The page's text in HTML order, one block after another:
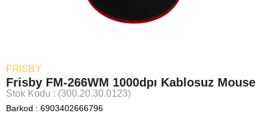
FRISBY
Frisby FM-266WM 1000dpı Kablosuz Mouse
Stok Kodu (300.20.30.0123)
Barkod : 6903402666796